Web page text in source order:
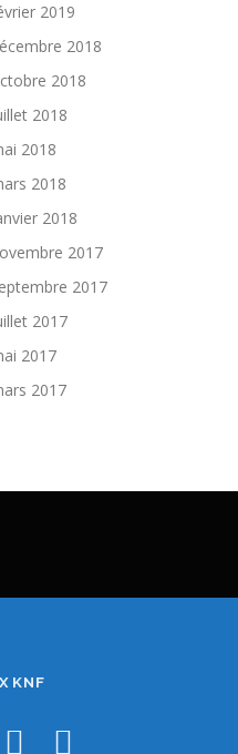
2019
2018
2018
2018
2018
2018
2018
2017
2017
2017
2017
2017
KNF